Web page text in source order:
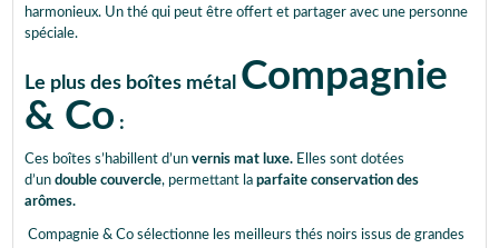
harmonieux. Un thé qui peut être offert et partager avec une personne
spéciale.
Le plus des boîtes métal Compagnie
& Co :
Ces boîtes s’habillent d’un vernis mat luxe. Elles sont dotées
d’un double couvercle, permettant la parfaite conservation des
arômes.
Compagnie & Co sélectionne les meilleurs thés noirs issus de grandes